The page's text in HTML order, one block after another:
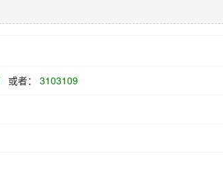
或者： 3103109